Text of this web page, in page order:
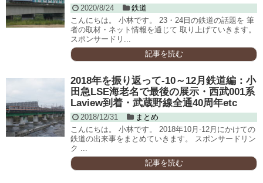
2020/8/24
鉄道
こんにちは。 小林です。 23・24日の鉄道の話題を 筆
者の取材・ネット情報を通じて 取り上げていきます。
スポンサードリ...
記事を読む
2018年を振り返って-10～12月鉄道編：小
田急LSE海老名で最後の展示・西武001系
Laview到着・武蔵野線全通40周年etc
2018/12/31
まとめ
こんにちは。 小林です。 2018年10月-12月にかけての
鉄道の出来事をまとめていきます。 スポンサードリン
ク ...
記事を読む